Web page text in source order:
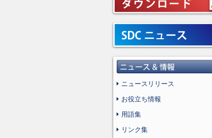
ニュースリリース
お役立ち情報
用語集
リンク集